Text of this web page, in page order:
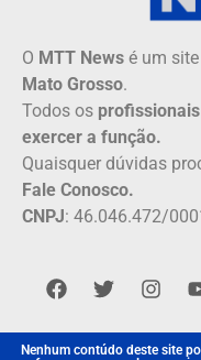
O MTT News é um
Mato Grosso.
Todos os profissionais
exercer a função.
Quaisquer dúvidas
Fale Conosco.
CNPJ: 46.046.472/
Nenhum contúdo deste site